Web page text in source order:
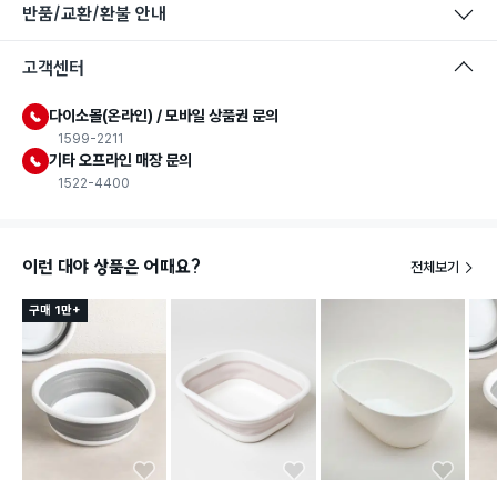
반품/교환/환불 안내
고객센터
다이소몰(온라인) / 모바일 상품권 문의
1599-2211
기타 오프라인 매장 문의
1522-4400
이런 대야 상품은 어때요? 전체보기
구매 1만+